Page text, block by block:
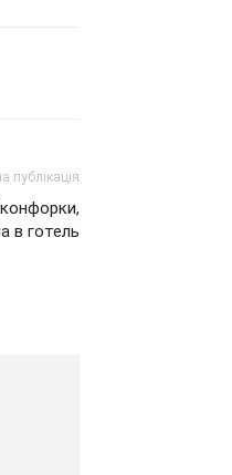
публікація
в готель